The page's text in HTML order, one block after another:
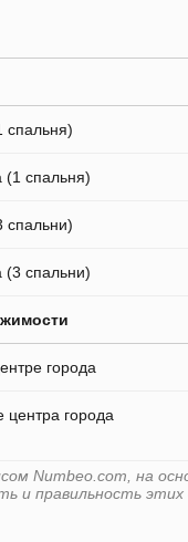
спальня)
(1 спальня)
спальни)
(3 спальни)
города
центра города
Numbeo.com, на
и правильность этих